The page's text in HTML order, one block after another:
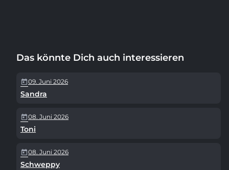
Das könnte Dich auch interessieren
today09. Juni 2026
Sandra
today08. Juni 2026
Toni
today08. Juni 2026
Schweppy